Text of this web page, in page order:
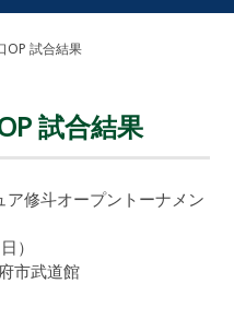
OP 試合結果
試合結果
ア修斗オープントーナメン
）
市武道館